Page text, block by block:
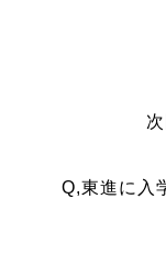
Q,東進に入